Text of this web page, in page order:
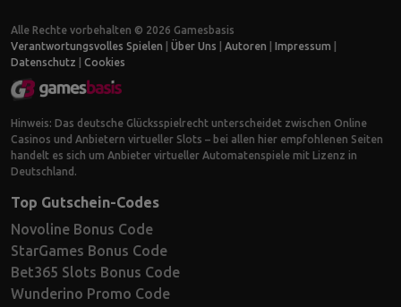
Alle Rechte vorbehalten © 2026 Gamesbasis
Verantwortungsvolles Spielen
Über Uns Autoren Impressum
Datenschutz
Cookies
Hinweis: Das deutsche Glücksspielrecht unterscheidet zwischen Online
Casinos und Anbietern virtueller Slots – bei allen hier empfohlenen Seiten
handelt es sich um Anbieter virtueller Automatenspiele mit Lizenz in
Deutschland.
Top Gutschein-Codes
Novoline Bonus Code
StarGames Bonus Code
Bet365 Slots Bonus Code
Wunderino Promo Code